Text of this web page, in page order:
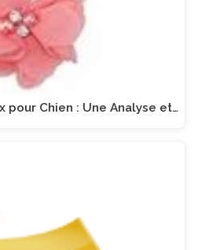
pour Chien : Une Analyse et…